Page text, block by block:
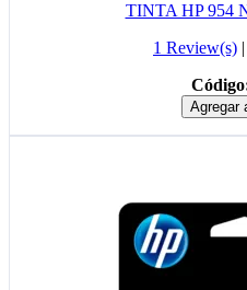
TINTA HP 954
1 Review(s) |
Agregar